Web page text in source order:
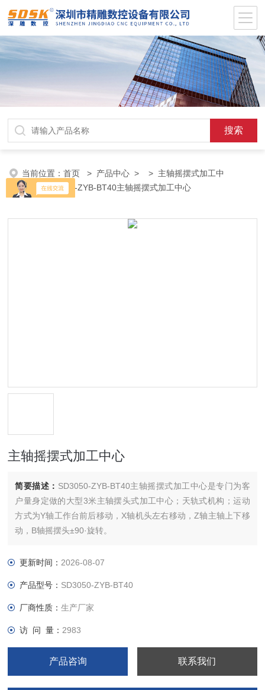
当前位置：首页 > 产品中心 > > 主轴摇摆式加工中
心
> SD3050-ZYB-BT40主轴摇摆式加工中心
主轴摇摆式加工中心
简要描述： SD3050-ZYB-BT40主轴摇摆式加工中心是专门为客
户量身定做的大型3米主轴摆头式加工中心；天轨式机构；运动
方式为Y轴工作台前后移动，X轴机头左右移动，Z轴主轴上下移
动，B轴摇摆头±90·旋转。
更新时间： 2026-08-07
产品型号： SD3050-ZYB-BT40
厂商性质：生产厂家
访 问 量： 2983
产品咨询 联系我们